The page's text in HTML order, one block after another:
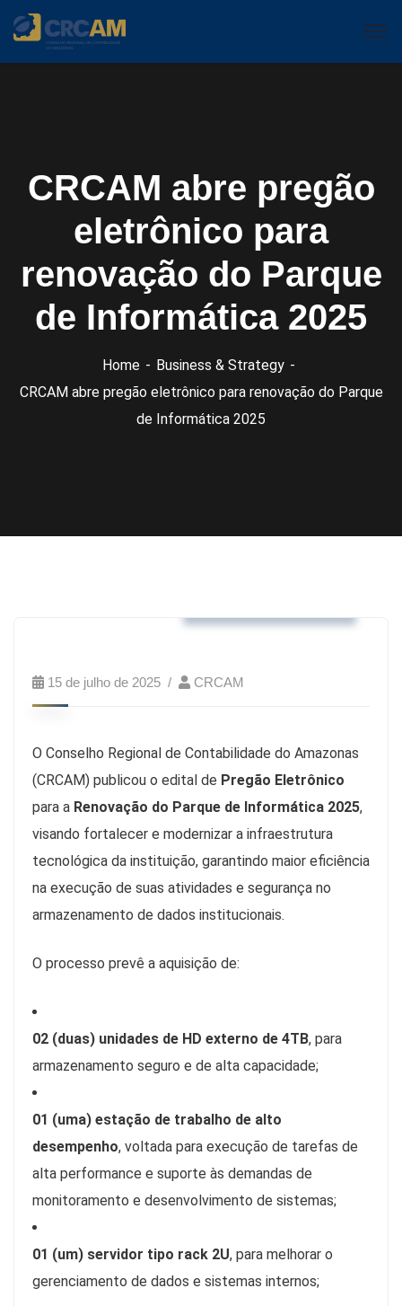
CRCAM abre pregão
eletrônico para
renovação do Parque
de Informática 2025
Home
Business & Strategy
CRCAM abre pregão eletrônico para renovação do Parque
de Informática 2025
15 de julho de 2025 CRCAM
O Conselho Regional de Contabilidade do Amazonas
(CRCAM) publicou o edital de Pregão Eletrônico
para a Renovação do Parque de Informática 2025,
visando fortalecer e modernizar a infraestrutura
tecnológica da instituição, garantindo maior eficiência
na execução de suas atividades e segurança no
armazenamento de dados institucionais.
O processo prevê a aquisição de:
02 (duas) unidades de HD externo de 4TB, para
armazenamento seguro e de alta capacidade;
01 (uma) estação de trabalho de alto
desempenho, voltada para execução de tarefas de
alta performance e suporte às demandas de
monitoramento e desenvolvimento de sistemas;
01 (um) servidor tipo rack 2U, para melhorar o
gerenciamento de dados e sistemas internos;